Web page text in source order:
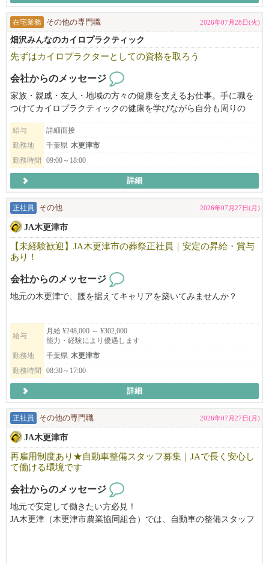
在宅業務 その他の専門職 2026年07月28日(火)
畑沢みんなのカイロプラクティック
先ずはカイロプラクターとしての資格を取ろう
会社からのメッセージ
家族・親戚・友人・地域の方々の健康を支えるお仕事。手に職を
つけてカイロプラクティックの健康を学びながら自分も周りの
方々も健康になれるお仕事です。楽しく一緒にやっていきましょ
う。
給与
詳細面接
勤務地
千葉県 木更津市
勤務時間
09:00～18:00
詳細
正社員 その他 2026年07月27日(月)
JA木更津市
【未経験歓迎】JA木更津市の葬祭正社員｜安定の昇給・賞与
あり！
会社からのメッセージ
地元の木更津で、腰を据えてキャリアを築いてみませんか？
JA木更津市（木更津市農業協同組合）では、葬祭業務を行う正社
員を募集しています。
千葉県木更津市を中心に、地域の方々の人生の節目をサポートす
るお仕事です。
「人の役に立ちたい」「安定した環境で長く働きたい」という方
給与
月給 ¥248,000 ～ ¥302,000
能力・経験により優遇します
勤務地
千葉県 木更津市
勤務時間
08:30～17:00
詳細
正社員 その他の専門職 2026年07月27日(月)
JA木更津市
再雇用制度あり★自動車整備スタッフ募集｜JAで長く安心し
て働ける環境です
会社からのメッセージ
地元で安定して働きたい方必見！
JA木更津（木更津市農業協同組合）では、自動車の整備スタッフ